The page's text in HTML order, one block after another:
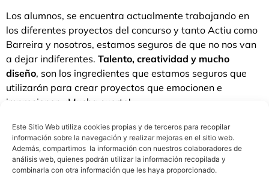
Este Sitio Web utiliza cookies propias y de terceros para recopilar
información sobre la navegación y realizar mejoras en el sitio web.
Además, compartimos la información con nuestros colaboradores de
análisis web, quienes podrán utilizar la información recopilada y
combinarla con otra información que les haya proporcionado.
Los alumnos, se encuentra actualmente trabajando en
los diferentes proyectos del concurso y tanto Actiu como
Barreira y nosotros, estamos seguros de que no nos van
a dejar indiferentes. Talento, creatividad y mucho
diseño, son los ingredientes que estamos seguros que
utilizarán para crear proyectos que emocionen e
impresionen. ¡Mucha suerte!